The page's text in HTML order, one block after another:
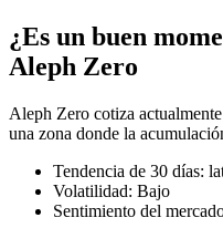
Futuros del USDC
¿Es un buen
Aleph Zero
Aleph Zero cotiza
una zona donde la
Tendencia de 30 días:
Volatilidad: Bajo
Sentimiento del